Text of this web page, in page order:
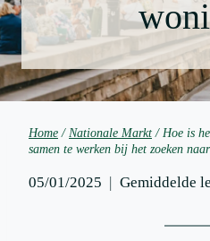
Home / Nationale Markt / Hoe is
samen te werken bij het zoeken
05/01/2025 Gemiddelde